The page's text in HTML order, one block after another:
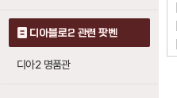
디아블로2 관련 팟벤
디아2 명품관